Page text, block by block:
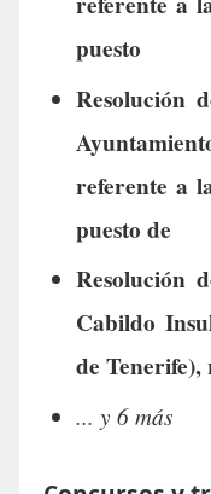
puesto
Resolución
referente a
puesto de
Resolución
Cabildo
de
... y 6 más